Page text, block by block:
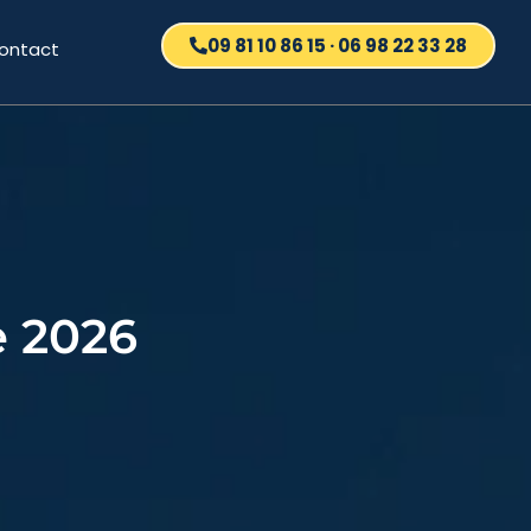
09 81 10 86 15 · 06 98 22 33 28
2026